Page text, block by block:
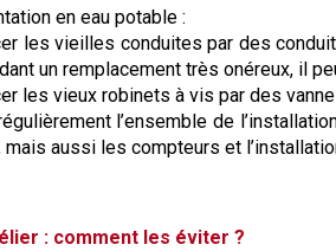
en eau potable :
les vieilles conduites par des
un remplacement très onéreux, il
les vieux robinets à vis par des
l’ensemble de
aussi les compteurs et
: comment les éviter ?